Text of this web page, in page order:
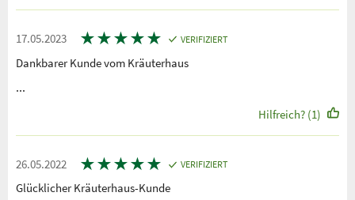
17.05.2023 ★★★★★ VERIFIZIERT
Dankbarer Kunde vom Kräuterhaus
...
Hilfreich? (1)
26.05.2022 ★★★★★ VERIFIZIERT
Glücklicher Kräuterhaus-Kunde